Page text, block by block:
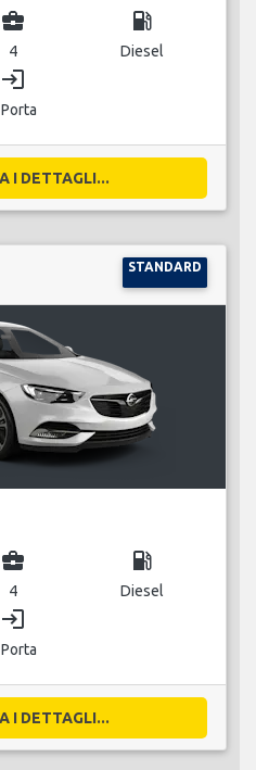
business_center
4
local_gas_station
Diesel
login
I DETTAGLI...
STANDARD
business_center
4
local_gas_station
Diesel
login
I DETTAGLI...